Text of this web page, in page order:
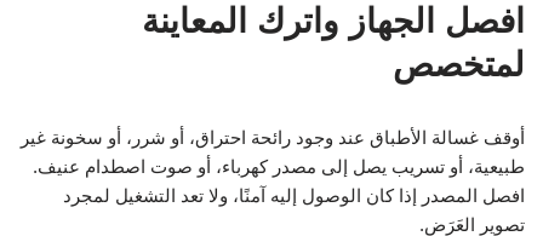
افصل الجهاز واترك المعاينة
لمتخصص
أوقف غسالة الأطباق عند وجود رائحة احتراق، أو شرر، أو سخونة غير
طبيعية، أو تسريب يصل إلى مصدر كهرباء، أو صوت اصطدام عنيف.
افصل المصدر إذا كان الوصول إليه آمنًا، ولا تعد التشغيل لمجرد
تصوير العَرَض.